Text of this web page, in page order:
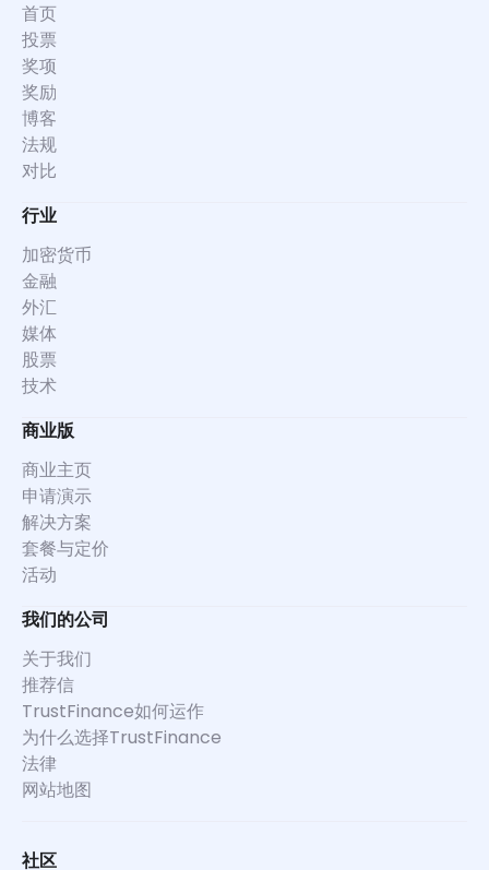
首页
投票
奖项
奖励
博客
法规
对比
行业
加密货币
金融
外汇
媒体
股票
技术
商业版
商业主页
申请演示
解决方案
套餐与定价
活动
我们的公司
关于我们
推荐信
TrustFinance如何运作
为什么选择TrustFinance
法律
网站地图
社区